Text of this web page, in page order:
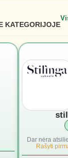
KATEGORIJOJE
Dar nėra
Rašyti